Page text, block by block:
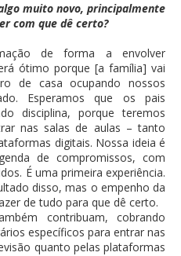
muito novo, principalmente
com que dê certo?
de forma a envolver
ótimo porque [a família] vai
de casa ocupando nossos
Esperamos que os pais
disciplina, porque teremos
nas salas de aulas – tanto
digitais. Nossa ideia é
de compromissos, com
É uma primeira experiência.
disso, mas o empenho da
de tudo para que dê certo.
contribuam, cobrando
específicos para entrar nas
quanto pelas plataformas